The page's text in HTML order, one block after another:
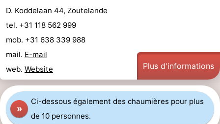
Strandcamping
Valkenisse
-
Zee,
Bos
en
Duin
Hôtels
Last
minutes
Plages
Voir
et
Lieux
D. Koddelaan 44, Zoutelande
tel. +31 118 562 999
mob. +31 638 339 988
mail. E-mail
web. Website Plus d'informations
»
Ci-dessous également des chaumières pour plus
de 10 personnes.